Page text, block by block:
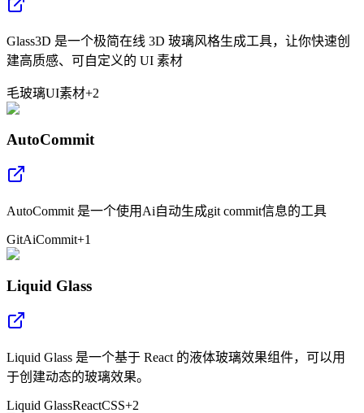
Glass3D 是一个极简在线 3D 玻璃风格生成工具，让你快速创
建高质感、可自定义的 UI 素材
毛玻璃UI素材+2
AutoCommit
AutoCommit 是一个使用Ai自动生成git commit信息的工具
GitAiCommit+1
Liquid Glass
Liquid Glass 是一个基于 React 的液体玻璃效果组件，可以用
于创建动态的玻璃效果。
Liquid GlassReactCSS+2